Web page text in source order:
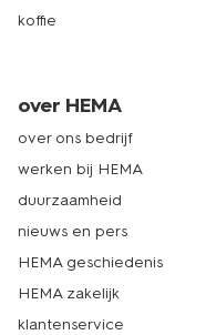
koffie
over HEMA
over ons bedrijf
werken bij HEMA
duurzaamheid
nieuws en pers
HEMA geschiedenis
HEMA zakelijk
klantenservice